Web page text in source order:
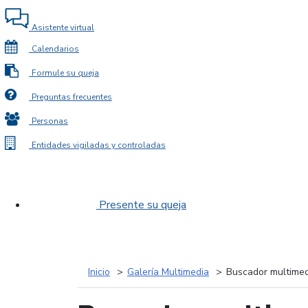
Asistente virtual
Calendarios
Formule su queja
Preguntas frecuentes
Personas
Entidades vigiladas y controladas
Presente su queja
Inicio Galería Multimedia Buscador